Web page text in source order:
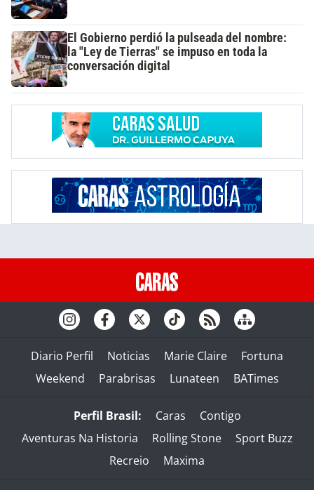
El Gobierno perdió la pulseada del nombre:
la "Ley de Tierras" se impuso en toda la
conversación digital
Diario Perfil Noticias Marie Claire
Fortuna
Weekend
Parabrisas Lunateen BATimes
Perfil Brasil: Caras
Contigo
Aventuras Na Historia
Rolling Stone
Sport Buzz
Recreio
Maxima